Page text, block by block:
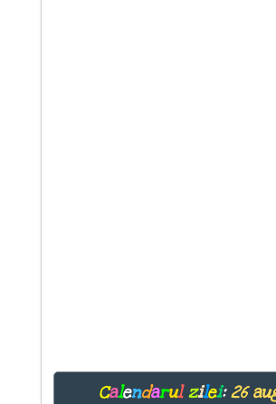
Calendarul zilei: 26